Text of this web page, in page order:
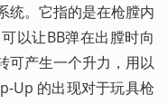
统。它指的是在枪膛内
以让BB弹在出膛时向
可产生一个升力，用以
Up 的出现对于玩具枪